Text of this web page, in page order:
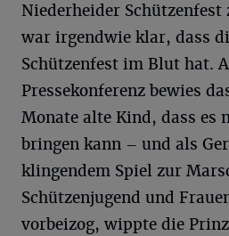
Niederheider Schützenfest
war irgendwie klar, dass
Schützenfest im Blut hat.
Pressekonferenz bewies
Monate alte Kind, dass es
bringen kann – und als
klingendem Spiel zur
Schützenjugend und
vorbeizog, wippte die